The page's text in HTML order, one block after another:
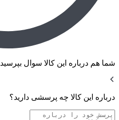
شما هم درباره این کالا سوال بپرسید
درباره این کالا چه پرسشی دارید؟